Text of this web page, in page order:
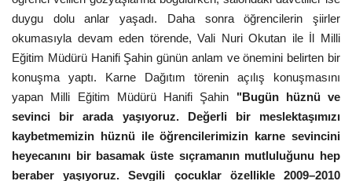
Kültür Sanat
duygu dolu anlar yaşadı. Daha sonra öğrencilerin şiirler
okumasıyla devam eden törende, Vali Nuri Okutan ile İl Milli
Eğitim Müdürü Hanifi Şahin günün anlam ve önemini belirten bir
konuşma yaptı. Karne Dağıtım törenin açılış konuşmasını
yapan Milli Eğitim Müdürü Hanifi Şahin "Bugün hüznü ve
sevinci bir arada yaşıyoruz. Değerli bir meslektaşımızı
kaybetmemizin hüznü ile öğrencilerimizin karne sevincini
heyecanını bir basamak üste sıçramanın mutluluğunu hep
beraber yaşıyoruz. Sevgili çocuklar özellikle 2009–2010